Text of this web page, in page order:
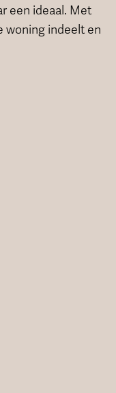
een ideaal. Met
woning indeelt en